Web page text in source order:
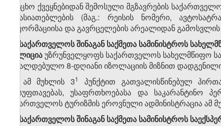
ბ) უცხო ქვეყნებიდან შემოსული მგზავრების
მახასიათებლების (მაგ.: რეისის ნომერი,
ინფორმაციისა და გავრცელების არეალიდან
საქართველოსშინაგან საქმეთა სამინისტროს
პოლიციაუზრუნველყოფს საქართველოს სახელმწიფო
სავალდებულო 8-დღიანი იზოლაციის მიზნით დადგენილი
ამ მუხლის 3​1
პუნქტით გათვალისწინებულ
დასუფთავებას, უსაფრთხოებასა და საკარანტინო
საქართველოს ტურიზმის ეროვნული ადმინისტრაცია ამ
. საქართველოს შინაგან საქმეთა სამინისტროს